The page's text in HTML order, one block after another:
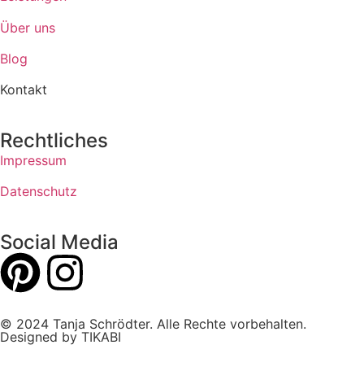
Über uns
Blog
Kontakt
Rechtliches
Impressum
Datenschutz
Social Media
© 2024 Tanja Schrödter. Alle Rechte vorbehalten.
Designed by TIKABI